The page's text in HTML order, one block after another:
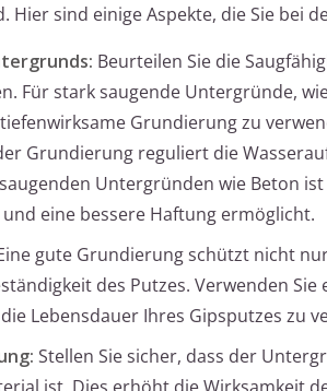
Hier sind einige Aspekte, die Sie bei
Beurteilen Sie die
Für stark saugende Untergründe,
Grundierung zu
Grundierung reguliert die
Untergründen wie Beton
eine bessere Haftung ermöglicht.
gute Grundierung schützt nicht
des Putzes. Verwenden
Lebensdauer Ihres Gipsputzes zu
Stellen Sie sicher, dass der